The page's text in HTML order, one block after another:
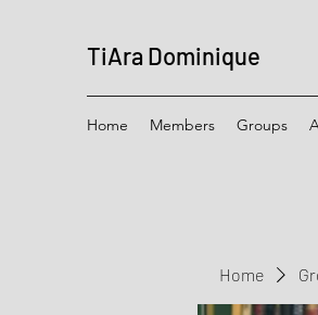
TiAra Dominique
Home Members Groups
Home